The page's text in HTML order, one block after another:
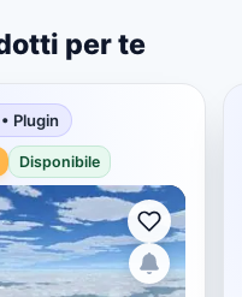
per te
Plugin
Disponibile